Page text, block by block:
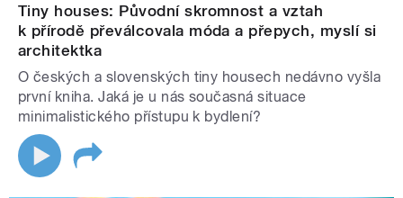
Tiny houses: Původní skromnost a vztah
k přírodě převálcovala móda a přepych, myslí si
architektka
O českých a slovenských tiny housech nedávno vyšla
první kniha. Jaká je u nás současná situace
minimalistického přístupu k bydlení?